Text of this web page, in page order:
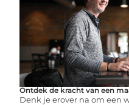
Ontdek de kracht van een
Denk je erover na om een